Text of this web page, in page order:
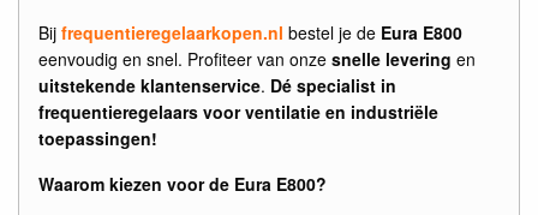
Bij frequentieregelaarkopen.nl bestel je de Eura E800
eenvoudig en snel. Profiteer van onze snelle levering en
uitstekende klantenservice. Dé specialist in
frequentieregelaars voor ventilatie en industriële
toepassingen!
Waarom kiezen voor de Eura E800?